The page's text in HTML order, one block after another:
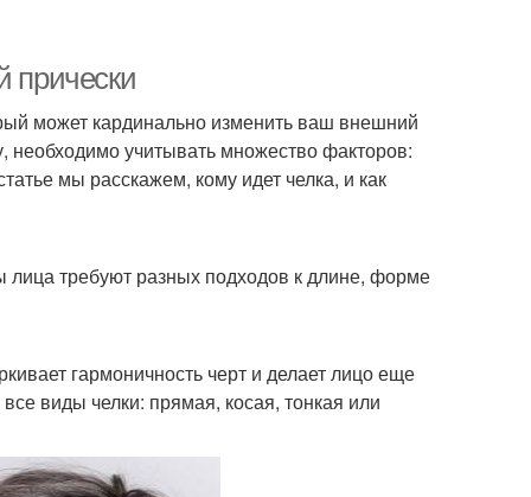
прически
может кардинально изменить ваш внешний
необходимо учитывать множество факторов:
мы расскажем, кому идет челка, и как
требуют разных подходов к длине, форме
гармоничность черт и делает лицо еще
виды челки: прямая, косая, тонкая или